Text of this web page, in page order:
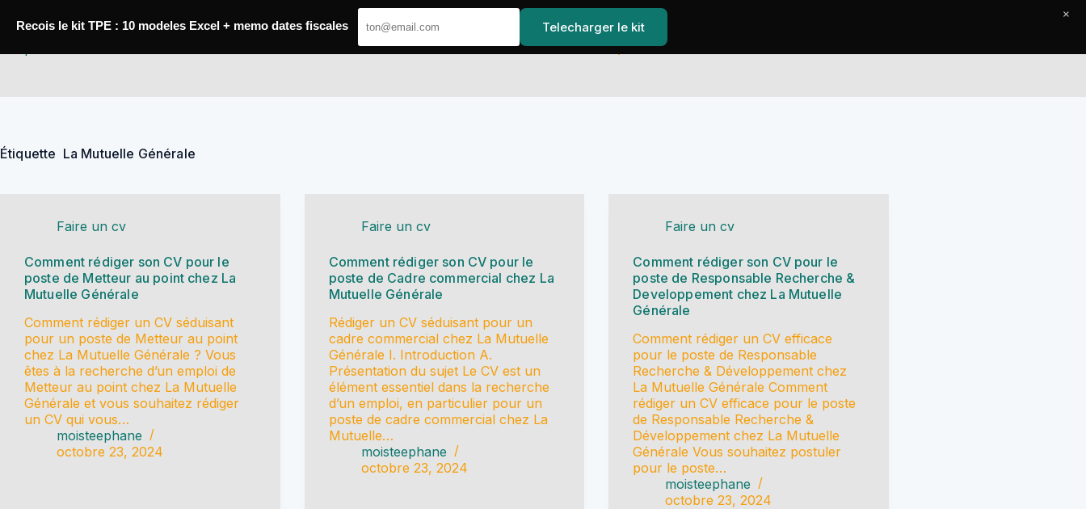
Étiquette La Mutuelle Générale
Faire un cv
Comment rédiger son CV pour le
poste de Metteur au point chez La
Mutuelle Générale
Comment rédiger un CV séduisant
pour un poste de Metteur au point
chez La Mutuelle Générale ? Vous
êtes à la recherche d’un emploi de
Metteur au point chez La Mutuelle
Générale et vous souhaitez rédiger
un CV qui vous…
moisteephane
octobre 23, 2024
Faire un cv
Comment rédiger son CV pour le
poste de Cadre commercial chez La
Mutuelle Générale
Rédiger un CV séduisant pour un
cadre commercial chez La Mutuelle
Générale I. Introduction A.
Présentation du sujet Le CV est un
élément essentiel dans la recherche
d’un emploi, en particulier pour un
poste de cadre commercial chez La
Mutuelle…
moisteephane
octobre 23, 2024
Faire un cv
Comment rédiger son CV pour le
poste de Responsable Recherche &
Developpement chez La Mutuelle
Générale
Comment rédiger un CV efficace
pour le poste de Responsable
Recherche & Développement chez
La Mutuelle Générale Comment
rédiger un CV efficace pour le poste
de Responsable Recherche &
Développement chez La Mutuelle
Générale Vous souhaitez postuler
pour le poste…
moisteephane
octobre 23, 2024
Recois le kit TPE : 10 modeles Excel + memo dates fiscales Telecharger le kit
×